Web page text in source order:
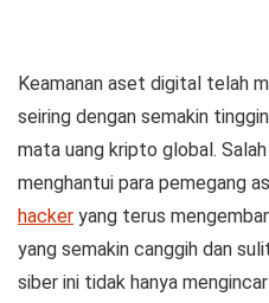
Keamanan aset digital telah
seiring dengan semakin
mata uang kripto global.
menghantui para pemegang
hacker yang terus
yang semakin canggih dan
siber ini tidak hanya